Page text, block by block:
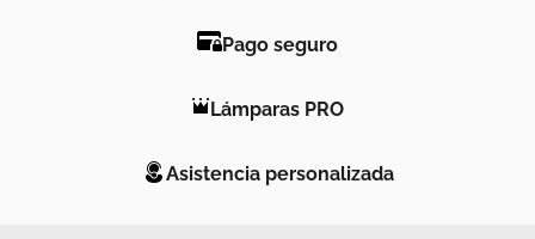
Pago seguro
Lámparas PRO
Asistencia personalizada